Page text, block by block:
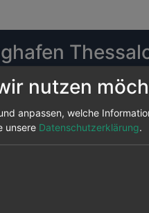
Die meisten Ziele
hier aus angeflogen, das
Strecken.
sind
nutzen
anpassen, welche
unsere Datenschutzerklärung.